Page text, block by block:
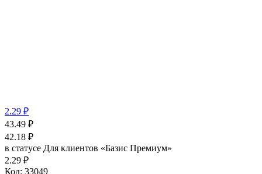
2.29 ₽
43.49 ₽
42.18 ₽
в статусе Для клиентов «Базис Премиум»
2.29 ₽
Код: 33049